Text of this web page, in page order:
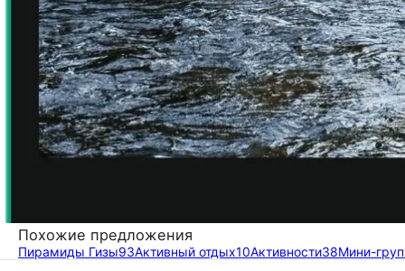
Похожие предложения
Пирамиды Гизы93Активный отдых10Активности38Мини-